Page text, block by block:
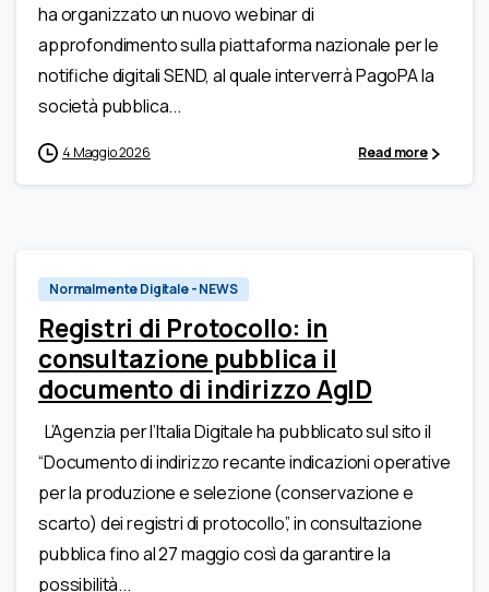
ha organizzato un nuovo webinar di
approfondimento sulla piattaforma nazionale per le
notifiche digitali SEND, al quale interverrà PagoPA la
società pubblica...
4 Maggio 2026 Read more
Normalmente Digitale - NEWS
Registri di Protocollo: in
consultazione pubblica il
documento di indirizzo AgID
L’Agenzia per l’Italia Digitale ha pubblicato sul sito il
“Documento di indirizzo recante indicazioni operative
per la produzione e selezione (conservazione e
scarto) dei registri di protocollo”, in consultazione
pubblica fino al 27 maggio così da garantire la
possibilità...